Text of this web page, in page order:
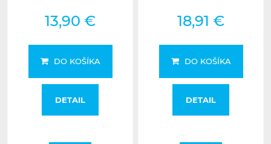
13,90 €
DO KOŠÍKA
DETAIL
18,91 €
DO KOŠÍKA
DETAIL